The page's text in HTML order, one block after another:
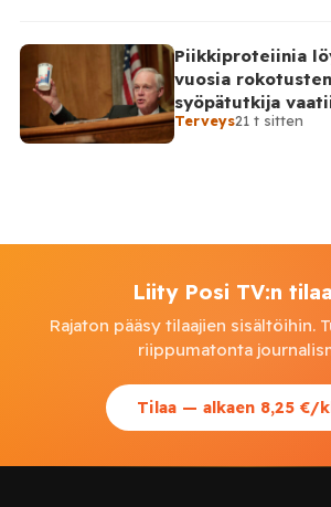
Piikkiproteiinia
vuosia
syöpätutkija
Terveys21 t sitten
Liity Posi TV:n
Rajaton pääsy tilaajien sisältöihin.
riippumatonta
Tilaa — alkaen 8,25 €/